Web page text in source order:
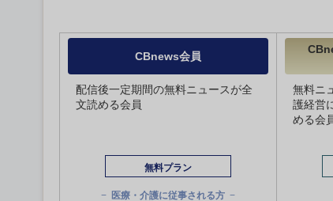
CBnews会員
配信後一定期間の無料ニュースが全
文読める会員
無料プラン
医療・介護に従事される方
無料ニ
護経営
める会